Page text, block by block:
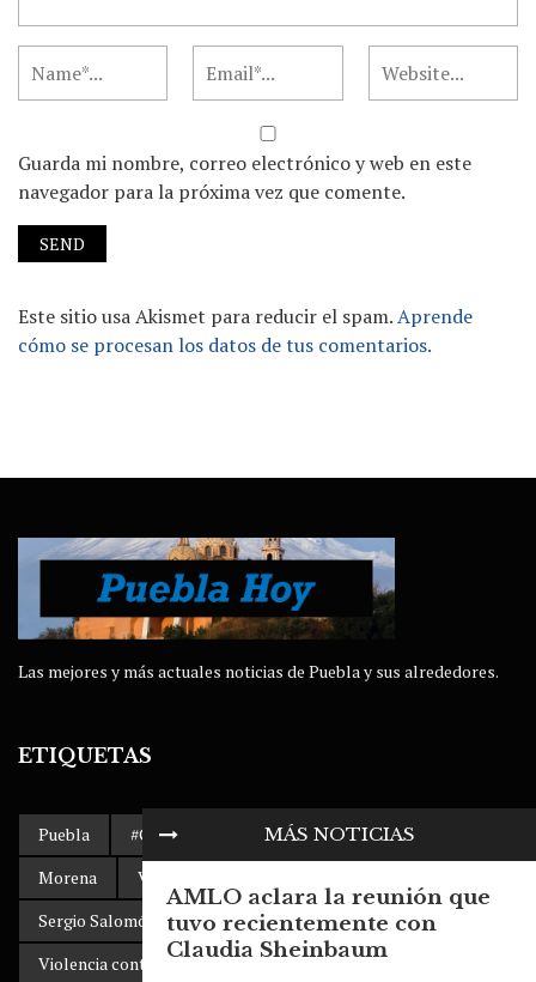
Guarda mi nombre, correo electrónico y web en este
navegador para la próxima vez que comente.
Este sitio usa Akismet para reducir el spam.Aprende
cómo se procesan los datos de tus comentarios.
MÁS NOTICIAS
AMLO aclara la reunión que
tuvo recientemente con
Claudia Sheinbaum
Las mejores y más actuales noticias de Puebla y sus alrededores.
ETIQUETAS
Puebla #Gobierno de Puebla AMLO
Morena
Volkswagen Puebla
Sergio Salomón Céspedes
clima
Violencia contra la mujer
SITIAVW Popocatépetl